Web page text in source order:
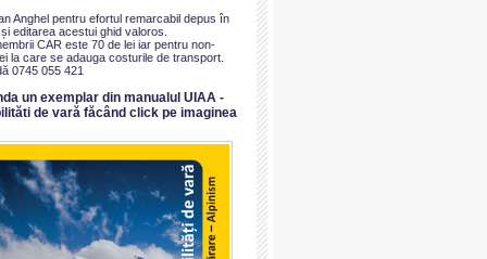
Anghel pentru efortul remarcabil depus în
editarea acestui ghid valoros.
CAR este 70 de lei iar pentru non-
la care se adauga costurile de transport.
0745 055 421
un exemplar din manualul UIAA -
de vară făcând click pe imaginea